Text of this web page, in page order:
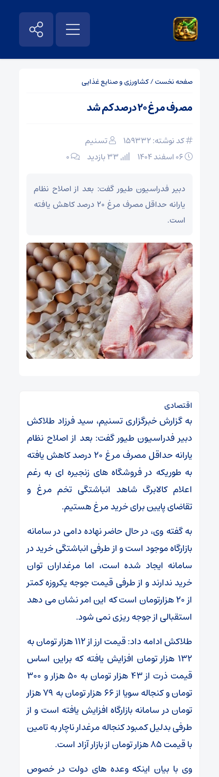
صفحه نخست/کشاورزی و صنایع غذایی
مصرف مرغ ۲۰ درصد کم شد
کد نوشته: 159332
تسنیم
۰
دبیر فدراسیون طیور گفت: بعد از اصلاح نظام
یارانه حداقل مصرف مرغ ۲۰ درصد کاهش یافته
است.
اقتصادی
به گزارش خبرگزاری تسنیم، سید فرزاد طلاکش
دبیر فدراسیون طیور گفت: بعد از اصلاح نظام
یارانه حداقل مصرف مرغ ۲۰ درصد کاهش یافته
به طوریکه در فروشگاه های زنجیره ای به رغم
اعلام کالابرگ شاهد انباشتگی تخم مرغ و
تقاضای پایین برای خرید مرغ هستیم.
به گفته وی، در حال حاضر نهاده دامی در سامانه
بازارگاه موجود است و از طرفی انباشتگی خرید در
سامانه ایجاد شده است، اما مرغداران توان
خرید ندارند و از طرفی قیمت جوجه یکروزه کمتر
از ۲۰ هزارتومان است که این امر نشان می دهد
استقبالی از جوجه ریزی نمی شود.
طلاکش ادامه داد: قیمت ارز از ۱۱۲ هزار تومان به
۱۳۲ هزار تومان افزایش یافته که براین اساس
قیمت ذرت از ۴۳ هزار تومان به ۵۰ هزار و ۳۰۰
تومان و کنجاله سویا از ۶۶ هزار تومان به ۷۹ هزار
تومان در سامانه بازارگاه افزایش یافته است و از
طرفی بدلیل کمبود کنجاله مرغدار ناچار به تامین
با قیمت ۸۵ هزار تومان از بازار آزاد است.
وی با بیان اینکه وعده های دولت در خصوص